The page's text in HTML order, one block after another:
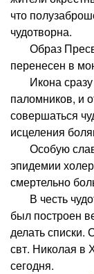
что
чудотворна.
Образ
перенесен в
Икона сразу
паломников, и
совершаться
исцеления
Особую
эпидемии
смертельно
В честь
был построен
делать
свт. Николая в
сегодня.